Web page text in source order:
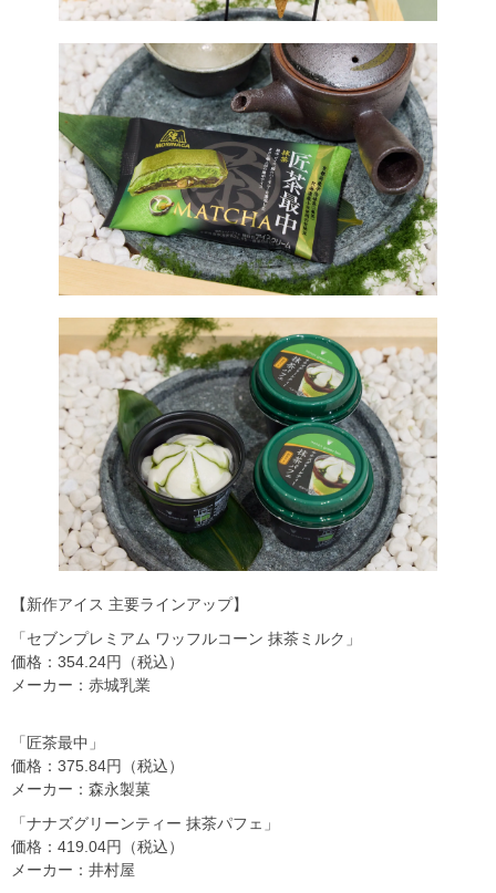
【新作アイス 主要ラインアップ】
「セブンプレミアム ワッフルコーン 抹茶ミルク」
価格：354.24円（税込）
メーカー：赤城乳業
「匠茶最中」
価格：375.84円（税込）
メーカー：森永製菓
「ナナズグリーンティー 抹茶パフェ」
価格：419.04円（税込）
メーカー：井村屋